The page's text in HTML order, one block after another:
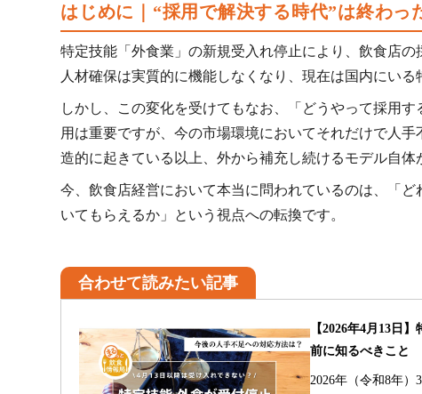
はじめに｜“採用で解決する時代”は終わっ
特定技能「外食業」の新規受入れ停止により、飲食店
人材確保は実質的に機能しなくなり、現在は国内にい
しかし、この変化を受けてもなお、「どうやって採用
用は重要ですが、今の市場環境においてそれだけで人
造的に起きている以上、外から補充し続けるモデル自体
今、飲食店経営において本当に問われているのは、「
いてもらえるか」という視点への転換です。
合わせて読みたい記事
【2026年4月13日
前に知るべきこと
2026年（令和8年